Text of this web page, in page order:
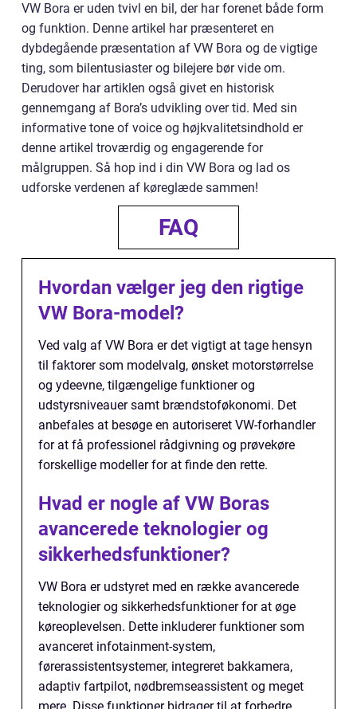
VW Bora er uden tvivl en bil, der har forenet både form
og funktion. Denne artikel har præsenteret en
dybdegående præsentation af VW Bora og de vigtige
ting, som bilentusiaster og bilejere bør vide om.
Derudover har artiklen også givet en historisk
gennemgang af Bora’s udvikling over tid. Med sin
informative tone of voice og højkvalitetsindhold er
denne artikel troværdig og engagerende for
målgruppen. Så hop ind i din VW Bora og lad os
udforske verdenen af køreglæde sammen!
FAQ
Hvordan vælger jeg den rigtige
VW Bora-model?
Ved valg af VW Bora er det vigtigt at tage hensyn
til faktorer som modelvalg, ønsket motorstørrelse
og ydeevne, tilgængelige funktioner og
udstyrsniveauer samt brændstoføkonomi. Det
anbefales at besøge en autoriseret VW-forhandler
for at få professionel rådgivning og prøvekøre
forskellige modeller for at finde den rette.
Hvad er nogle af VW Boras
avancerede teknologier og
sikkerhedsfunktioner?
VW Bora er udstyret med en række avancerede
teknologier og sikkerhedsfunktioner for at øge
køreoplevelsen. Dette inkluderer funktioner som
avanceret infotainment-system,
førerassistentsystemer, integreret bakkamera,
adaptiv fartpilot, nødbremseassistent og meget